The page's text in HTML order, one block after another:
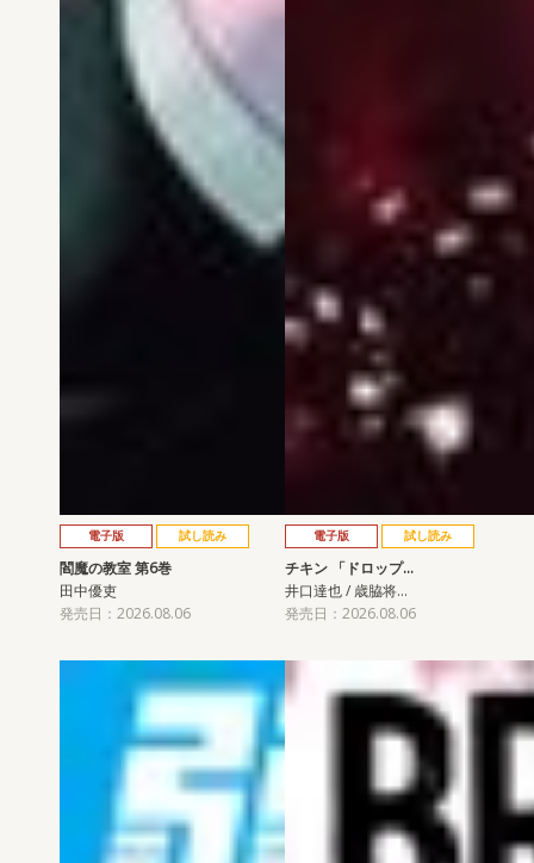
電子版 試し読み
閻魔の教室 第6巻
田中優吏
発売日：2026.08.06
電子版 試し読み
チキン 「ドロップ…
井口達也 / 歳脇将…
発売日：2026.08.06